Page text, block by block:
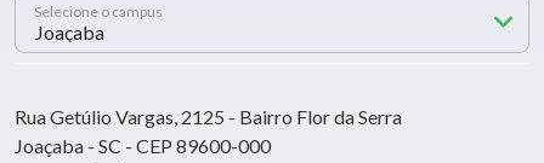
Selecione o campus
Rua Getúlio Vargas, 2125 - Bairro Flor da Serra
Joaçaba - SC - CEP 89600-000